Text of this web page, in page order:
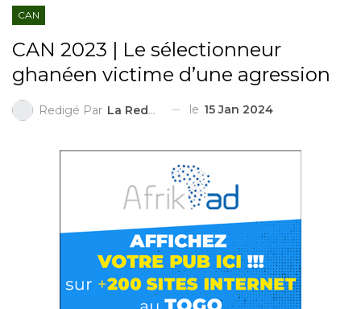
CAN
CAN 2023 | Le sélectionneur
ghanéen victime d’une agression
Redigé Par La Redaction le 15 Jan 2024